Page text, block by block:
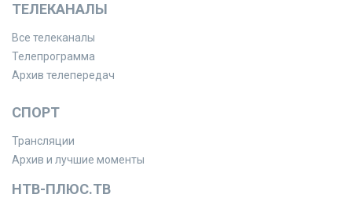
ТЕЛЕКАНАЛЫ
Все телеканалы
Телепрограмма
Архив телепередач
СПОРТ
Трансляции
Архив и лучшие моменты
НТВ-ПЛЮС.ТВ